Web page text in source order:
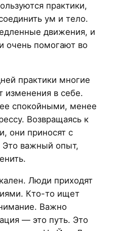
практики,
ум и тело.
движения, и
очень помогают во
практики многие
изменения в себе.
спокойными, менее
Возвращаясь к
они приносят с
Это важный опыт,
Люди приходят
Кто-то ищет
Важно
— это путь. Это